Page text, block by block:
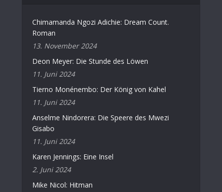
Chimamanda Ngozi Adichie: Dream Count.
Roman
13. November 2024
Deon Meyer: Die Stunde des Löwen
11. Juni 2024
Tierno Monénembo: Der König von Kahel
11. Juni 2024
Anselme Nindorera: Die Speere des Mwezi
Gisabo
11. Juni 2024
Karen Jennings: Eine Insel
2. Juni 2024
Mike Nicol: Hitman